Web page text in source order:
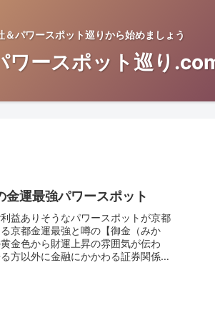
＆パワースポット巡りから始めましょう
ワースポット巡り
金運最強パワースポット
益ありそうなパワースポットが京都
京都金運最強と噂の【御金（みか
金色から財運上昇の雰囲気が伝わ
方以外に金融にかかわる証券関係者